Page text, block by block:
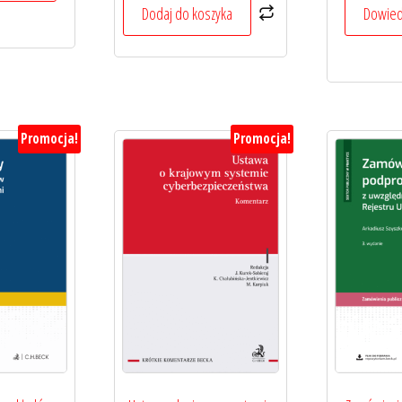
189,00 zł.
151,20 zł.
Dodaj do koszyka
Promocja! Promocja!